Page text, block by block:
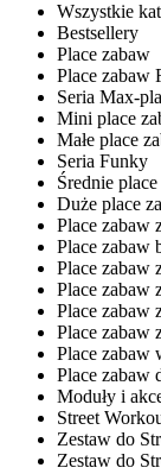
Wszystkie
Bestsellery
Place zabaw
Place zabaw
Seria Max-
Mini place
Małe place
Seria Funky
Średnie
Duże place
Place zabaw
Place zabaw
Place zabaw
Place zabaw
Place zabaw
Place zabaw
Place zabaw
Place zabaw
Moduły i
Street
Zestaw do
Zestaw do